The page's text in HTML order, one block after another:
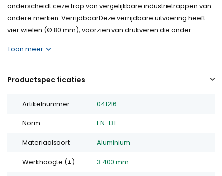
onderscheidt deze trap van vergelijkbare industrietrappen van
andere merken. VerrijdbaarDeze verrijdbare uitvoering heeft
vier wielen (Ø 80 mm), voorzien van drukveren die onder ...
Toon meer
Productspecificaties
Artikelnummer 041216
Norm EN-131
Materiaalsoort Aluminium
Werkhoogte (±) 3.400 mm